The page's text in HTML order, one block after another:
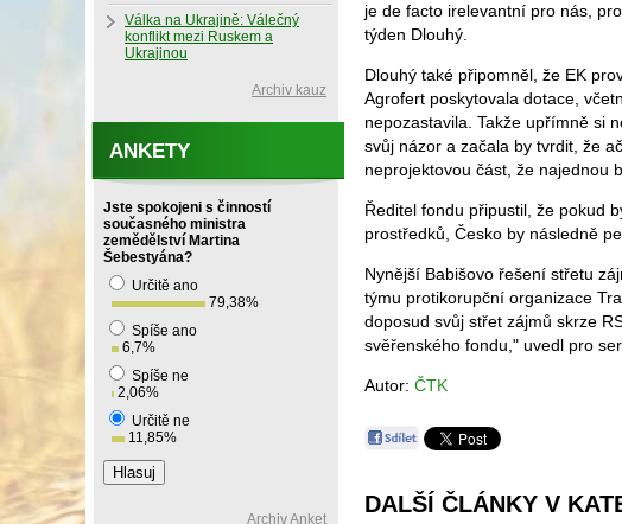
je de facto irelevantní pro nás,
týden Dlouhý.
Dlouhý také připomněl, že EK
Agrofert poskytovala dotace,
nepozastavila. Takže upřímně si
svůj názor a začala by tvrdit, že
neprojektovou část, že najednou
Ředitel fondu připustil, že pokud
prostředků, Česko by následně
Nynější Babišovo řešení střetu
týmu protikorupční organizace
doposud svůj střet zájmů skrze
svěřenského fondu," uvedl pro
Autor: ČTK
DALŠÍ ČLÁNKY V
Válka na Ukrajině: Válečný
konflikt mezi Ruskem a
Ukrajinou
Archiv kauz
ANKETY
Jste spokojeni s činností
současného ministra
zemědělství Martina
Šebestyána?
Určitě ano
79,38%
Spíše ano
6,7%
Spíše ne
2,06%
Určitě ne
11,85%
Archiv Anket